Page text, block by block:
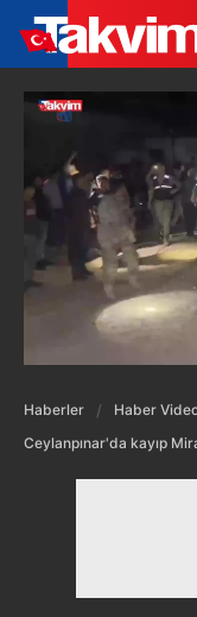
Haberler
Haber
Ceylanpınar'da kayıp